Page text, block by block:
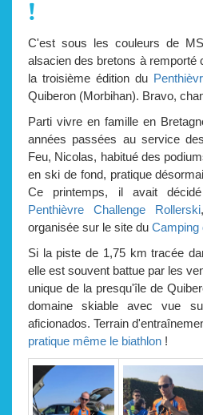
!
C'est sous les couleurs de
alsacien des bretons à remporté
la troisième édition du
Quiberon (Morbihan). Bravo,
Parti vivre en famille en
années passées au service
Feu, Nicolas, habitué des
en ski de fond, pratique
Ce printemps, il avait
Penthièvre Challenge Rollerski
organisée sur le site du Camping
Si la piste de 1,75 km tracée
elle est souvent battue par les
unique de la presqu'île de
domaine skiable avec vue
aficionados. Terrain
pratique même le biathlon !